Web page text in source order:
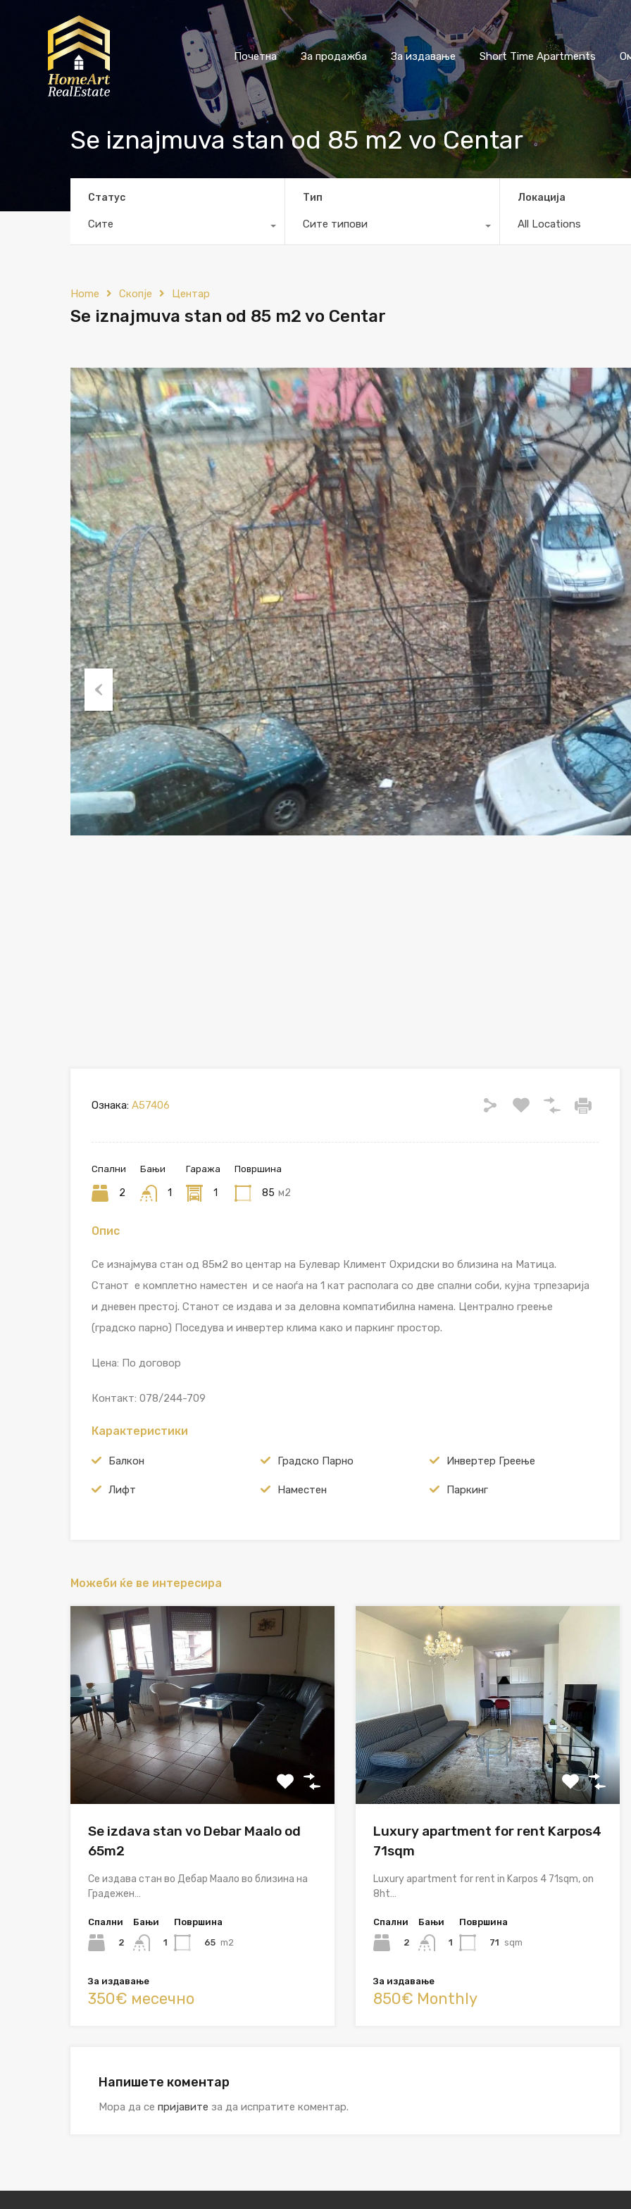
Почетна За продажба За издавање Short Time Apartments
Se iznajmuva stan od 85 m2 vo Centar
Статус
Сите
Тип
Сите типови
Локација
All Locations
Home Скопје Центар
Se iznajmuva stan od 85 m2 vo Centar
Previous
Ознака: A57406
Спални
2
Бањи
1
Гаража
1
Површина
85 м2
Опис
Се изнајмува стан од 85м2 во центар на Булевар Климент Охридски во близина на Матица.
Станот е комплетно наместен и се наоѓа на 1 кат располага со две спални соби, кујна трпезарија
и дневен престој. Станот се издава и за деловна компатибилна намена. Централно греење
(градско парно) Поседува и инвертер клима како и паркинг простор.
Цена: По договор
Контакт: 078/244-709
Карактеристики
Балкон Градско Парно Инвертер Греење
Лифт Наместен Паркинг
Можеби ќе ве интересира
Se izdava stan vo Debar Maalo od
65m2
Се издава стан во Дебар Маало во близина на
Градежен…
Спални
2
Бањи
1
Површина
65 m2
За издавање
350€ месечно
Luxury apartment for rent Karpos4
71sqm
Luxury apartment for rent in Karpos 4 71sqm, on
8ht…
Спални
2
Бањи
1
Површина
71 sqm
За издавање
850€ Monthly
Напишете коментар
Мора да се пријавите за да испратите коментар.